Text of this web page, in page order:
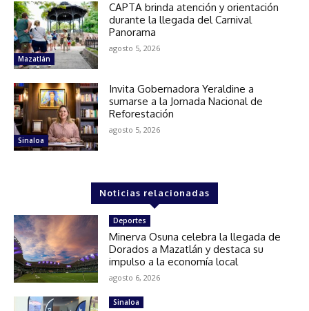
Mazatlán
CAPTA brinda atención y orientación
durante la llegada del Carnival
Panorama
agosto 5, 2026
Sinaloa
Invita Gobernadora Yeraldine a
sumarse a la Jornada Nacional de
Reforestación
agosto 5, 2026
Noticias relacionadas
Deportes
Minerva Osuna celebra la llegada de
Dorados a Mazatlán y destaca su
impulso a la economía local
agosto 6, 2026
Sinaloa